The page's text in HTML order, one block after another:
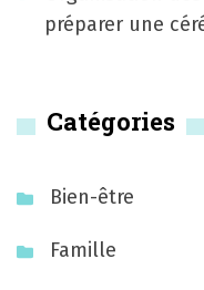
préparer une
Catégories
Bien-être
Famille